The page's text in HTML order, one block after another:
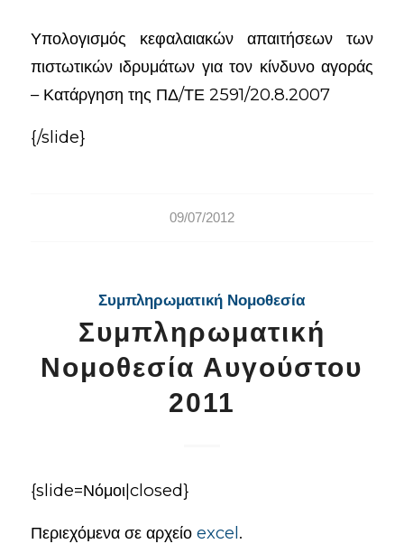
Υπολογισμός κεφαλαιακών απαιτήσεων των
πιστωτικών ιδρυμάτων για τον κίνδυνο αγοράς
– Κατάργηση της ΠΔ/ΤΕ 2591/20.8.2007
{/slide}
09/07/2012
Συμπληρωματική Νομοθεσία
Συμπληρωματική
Νομοθεσία Αυγούστου
2011
{slide=Νόμοι|closed}
Περιεχόμενα σε αρχείο excel.